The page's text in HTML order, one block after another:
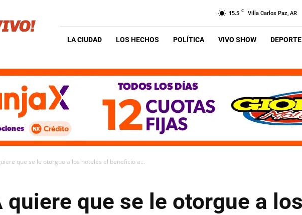
15.5 C Villa Carlos Paz, AR
LA CIUDAD LOS HECHOS POLÍTICA VIVO SHOW
que se le otorgue a los hoteles el beneficio a...
quiere que se le otorgue a